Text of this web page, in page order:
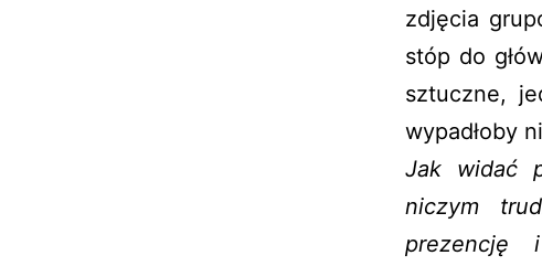
zdjęcia
stóp do
sztuczne,
wypadłoby
Jak widać
niczym
prezencję